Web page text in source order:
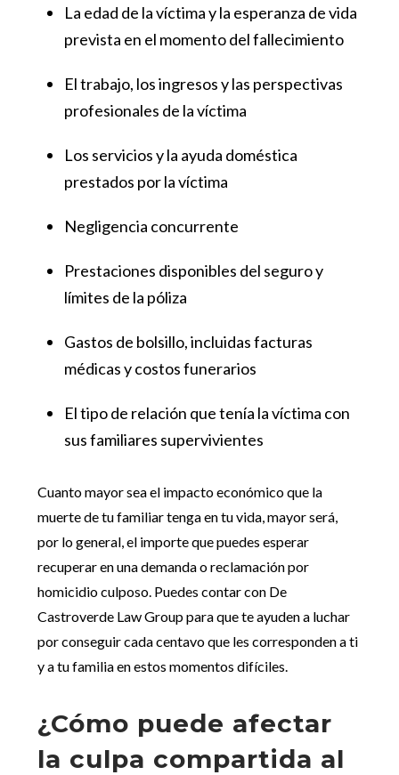
La edad de la víctima y la esperanza de vida
prevista en el momento del fallecimiento
El trabajo, los ingresos y las perspectivas
profesionales de la víctima
Los servicios y la ayuda doméstica
prestados por la víctima
Negligencia concurrente
Prestaciones disponibles del seguro y
límites de la póliza
Gastos de bolsillo, incluidas facturas
médicas y costos funerarios
El tipo de relación que tenía la víctima con
sus familiares supervivientes
Cuanto mayor sea el impacto económico que la
muerte de tu familiar tenga en tu vida, mayor será,
por lo general, el importe que puedes esperar
recuperar en una demanda o reclamación por
homicidio culposo. Puedes contar con De
Castroverde Law Group para que te ayuden a luchar
por conseguir cada centavo que les corresponden a ti
y a tu familia en estos momentos difíciles.
¿Cómo puede afectar
la culpa compartida al